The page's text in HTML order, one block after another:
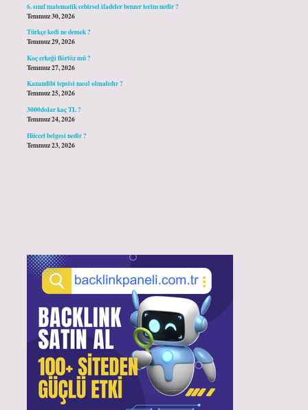
6. sınıf matematik cebirsel ifadeler benzer terim nedir ?
Temmuz 30, 2026
Türkçe kedi ne demek ?
Temmuz 29, 2026
Koç erkeği flörtöz mü ?
Temmuz 27, 2026
Kazandibi tepsisi nasıl olmalıdır ?
Temmuz 25, 2026
3000dolar kaç TL ?
Temmuz 24, 2026
Hüccet belgesi nedir ?
Temmuz 23, 2026